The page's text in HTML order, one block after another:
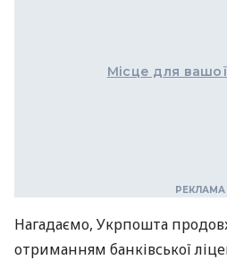
Місце для
Нагадаємо, Укрпошта
отриманням банківської